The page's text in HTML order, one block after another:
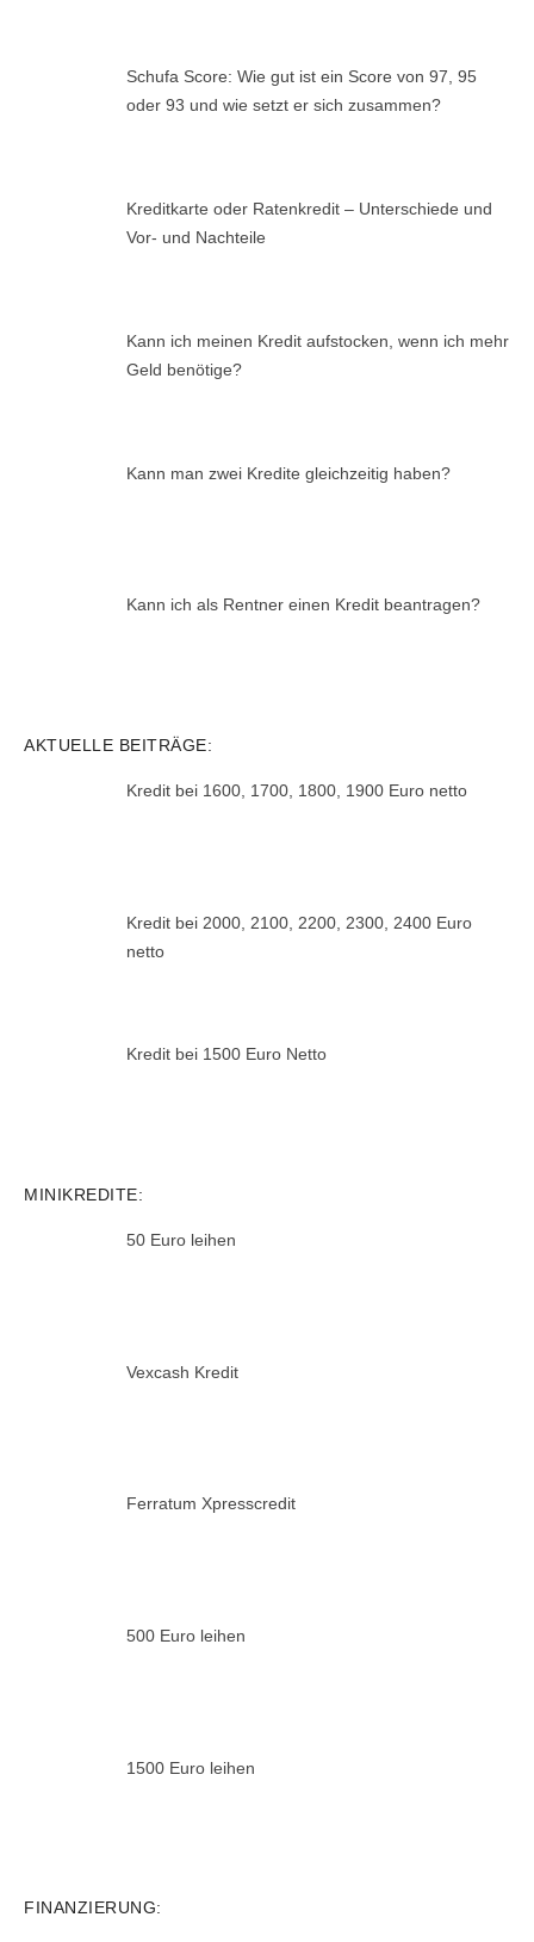
Schufa Score: Wie gut ist ein Score von 97, 95
oder 93 und wie setzt er sich zusammen?
Kreditkarte oder Ratenkredit – Unterschiede und
Vor- und Nachteile
Kann ich meinen Kredit aufstocken, wenn ich mehr
Geld benötige?
Kann man zwei Kredite gleichzeitig haben?
Kann ich als Rentner einen Kredit beantragen?
AKTUELLE BEITRÄGE:
Kredit bei 1600, 1700, 1800, 1900 Euro netto
Kredit bei 2000, 2100, 2200, 2300, 2400 Euro
netto
Kredit bei 1500 Euro Netto
MINIKREDITE:
50 Euro leihen
Vexcash Kredit
Ferratum Xpresscredit
500 Euro leihen
1500 Euro leihen
FINANZIERUNG: